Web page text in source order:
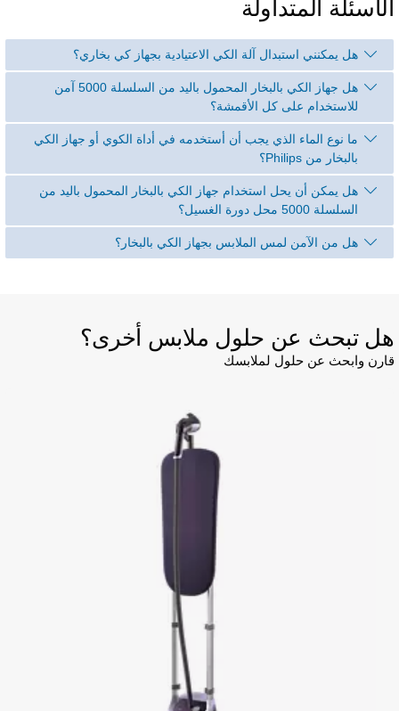
المتداولة
هل يمكنني استبدال آلة الكي الاعتيادية بجهاز كي بخاري؟
هل جهاز الكي بالبخار المحمول باليد من السلسلة 5000 آمن
للاستخدام على كل الأقمشة؟
ما نوع الماء الذي يجب أن أستخدمه في أداة الكوي أو جهاز الكي
بالبخار من Philips؟
هل يمكن أن يحل استخدام جهاز الكي بالبخار المحمول باليد من
السلسلة 5000 محل دورة الغسيل؟
هل من الآمن لمس الملابس بجهاز الكي بالبخار؟
تبحث عن حلول ملابس أخرى؟
وابحث عن حلول لملابسك